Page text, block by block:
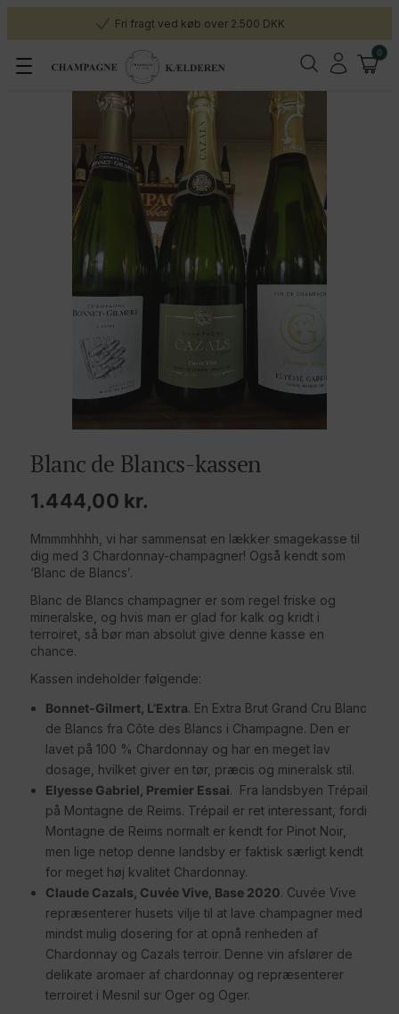
Fri fragt ved køb over 2.500 DKK
0
Blanc de Blancs-kassen
1.444,00 kr.
Mmmmhhhh, vi har sammensat en lækker smagekasse til
dig med 3 Chardonnay-champagner! Også kendt som
‘Blanc de Blancs’.
Blanc de Blancs champagner er som regel friske og
mineralske, og hvis man er glad for kalk og kridt i
terroiret, så bør man absolut give denne kasse en
chance.
Kassen indeholder følgende:
Bonnet-Gilmert, L’Extra. En Extra Brut Grand Cru Blanc
de Blancs fra Côte des Blancs i Champagne. Den er
lavet på 100 % Chardonnay og har en meget lav
dosage, hvilket giver en tør, præcis og mineralsk stil.
Elyesse Gabriel, Premier Essai. Fra landsbyen Trépail
på Montagne de Reims. Trépail er ret interessant, fordi
Montagne de Reims normalt er kendt for Pinot Noir,
men lige netop denne landsby er faktisk særligt kendt
for meget høj kvalitet Chardonnay.
Claude Cazals, Cuvée Vive, Base 2020. Cuvée Vive
repræsenterer husets vilje til at lave champagner med
mindst mulig dosering for at opnå renheden af
Chardonnay og Cazals terroir. Denne vin afslører de
delikate aromaer af chardonnay og repræsenterer
terroiret i Mesnil sur Oger og Oger.